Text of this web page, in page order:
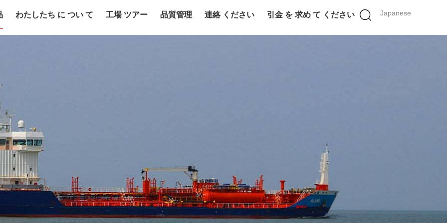
Japanese
わたしたち に つい て 工場 ツアー 品質管理 連絡 ください 引金 を 求め て ください